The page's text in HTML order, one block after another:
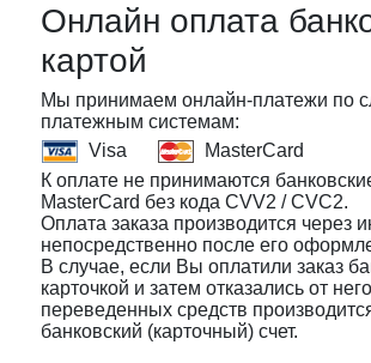
Онлайн оплата
картой
Мы принимаем онлайн-платежи по
платежным системам:
Visa
MasterCard
К оплате не принимаются
MasterCard без кода CVV2 / CVC2.
Оплата заказа производится через
непосредственно после его
В случае, если Вы оплатили заказ
карточкой и затем отказались от
переведенных средств
банковский (карточный) счет.